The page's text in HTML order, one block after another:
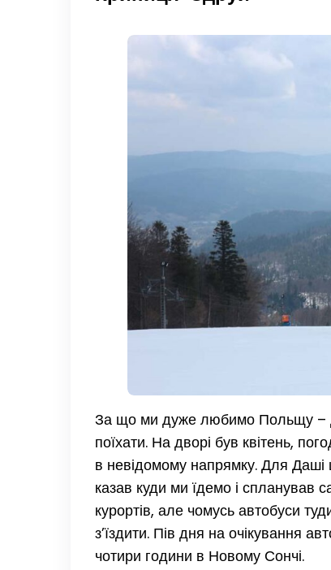
За що ми дуже любимо Польщу –
поїхати. На дворі був квітень,
в невідомому напрямку. Для
казав куди ми їдемо і спланував
курортів, але чомусь автобуси
з’їздити. Пів дня на очікування
чотири години в Новому Сончі.